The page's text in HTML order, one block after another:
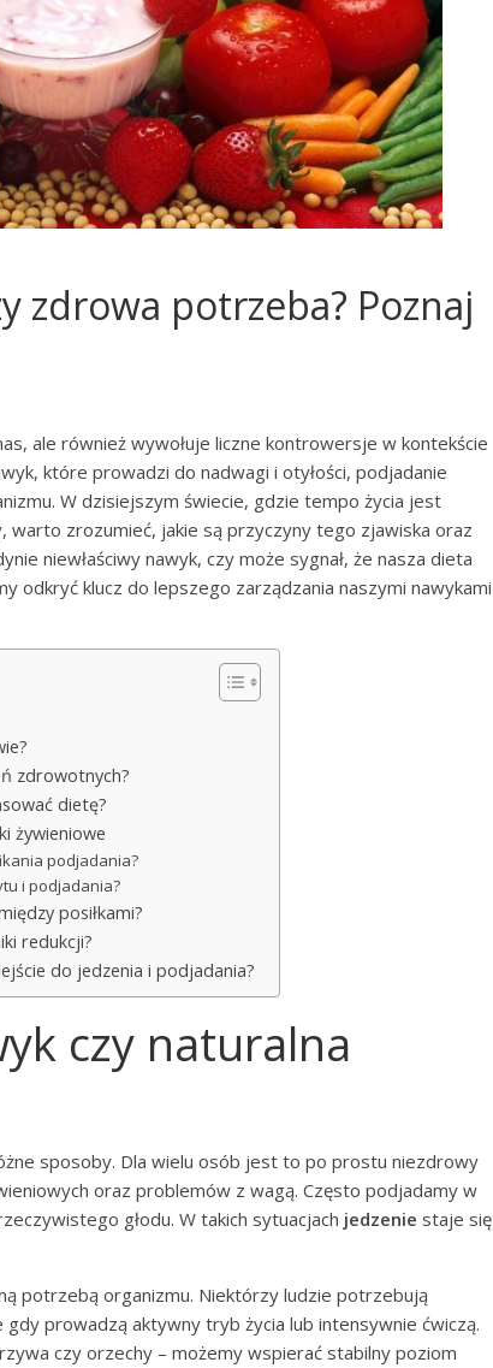
zdrowa potrzeba? Poznaj
ale również wywołuje liczne kontrowersje w kontekście
które prowadzi do nadwagi i otyłości, podjadanie
W dzisiejszym świecie, gdzie tempo życia jest
warto zrozumieć, jakie są przyczyny tego zjawiska oraz
niewłaściwy nawyk, czy może sygnał, że nasza dieta
odkryć klucz do lepszego zarządzania naszymi nawykami
zdrowotnych?
dietę?
żywieniowe
podjadania?
i podjadania?
posiłkami?
redukcji?
do jedzenia i podjadania?
czy naturalna
sposoby. Dla wielu osób jest to po prostu niezdrowy
oraz problemów z wagą. Często podjadamy w
głodu. W takich sytuacjach jedzenie staje się
potrzebą organizmu. Niektórzy ludzie potrzebują
prowadzą aktywny tryb życia lub intensywnie ćwiczą.
czy orzechy – możemy wspierać stabilny poziom